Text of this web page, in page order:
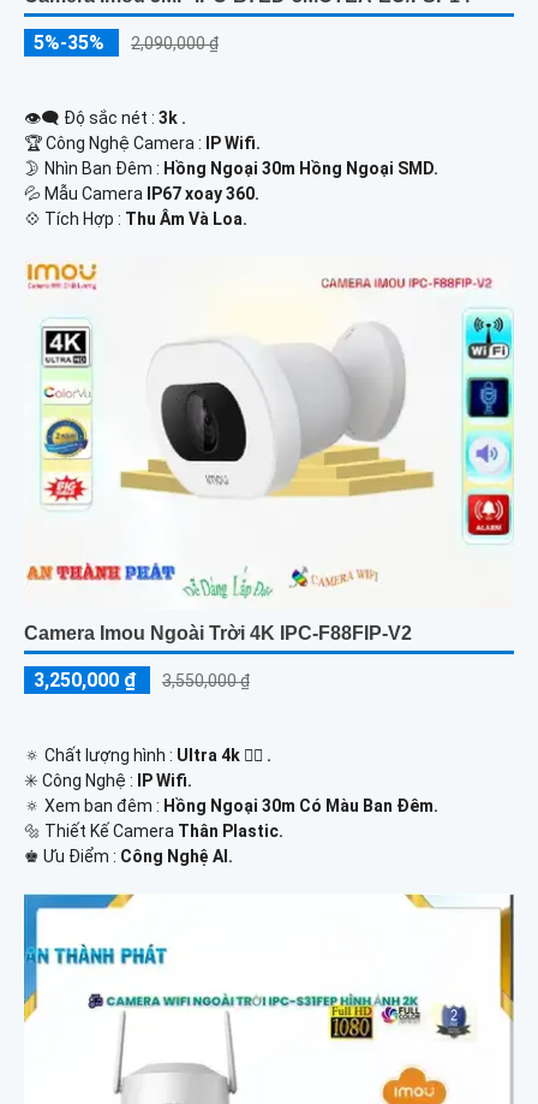
5%-35% 2,090,000 ₫
👁️‍🗨 Độ sắc nét : 3k .
🏆 Công Nghệ Camera : IP Wifi.
🌛 Nhìn Ban Đêm : Hồng Ngoại 30m Hồng Ngoại SMD.
💦 Mẫu Camera IP67 xoay 360.
️💠 Tích Hợp : Thu Âm Và Loa.
Camera Imou Ngoài Trời 4K IPC-F88FIP-V2
3,250,000 ₫ 3,550,000 ₫
🔅 Chất lượng hình : Ultra 4k 👍🏾 .
✳️ Công Nghệ :
IP Wifi.
🔅 Xem ban đêm : Hồng Ngoại 30m Có Màu Ban Đêm.
🔩 Thiết Kế Camera Thân Plastic.
️♚ Ưu Điểm : Công Nghệ AI.